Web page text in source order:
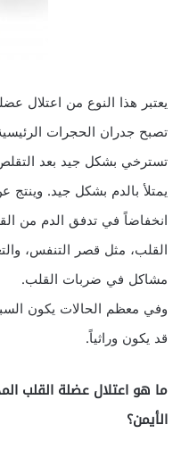
يعتبر هذا النوع من اعتلال
تصبح جدران الحجرات
تسترخي بشكل جيد بعد
يمتلأ بالدم بشكل جيد. وينتج
انخفاضاً في تدفق الدم من
القلب، مثل قصر التنفس،
مشاكل في ضربات القلب.
وفي معظم الحالات يكون
قد يكون وراثياً.
ما هو اعتلال عضلة القلب
الأيمن؟